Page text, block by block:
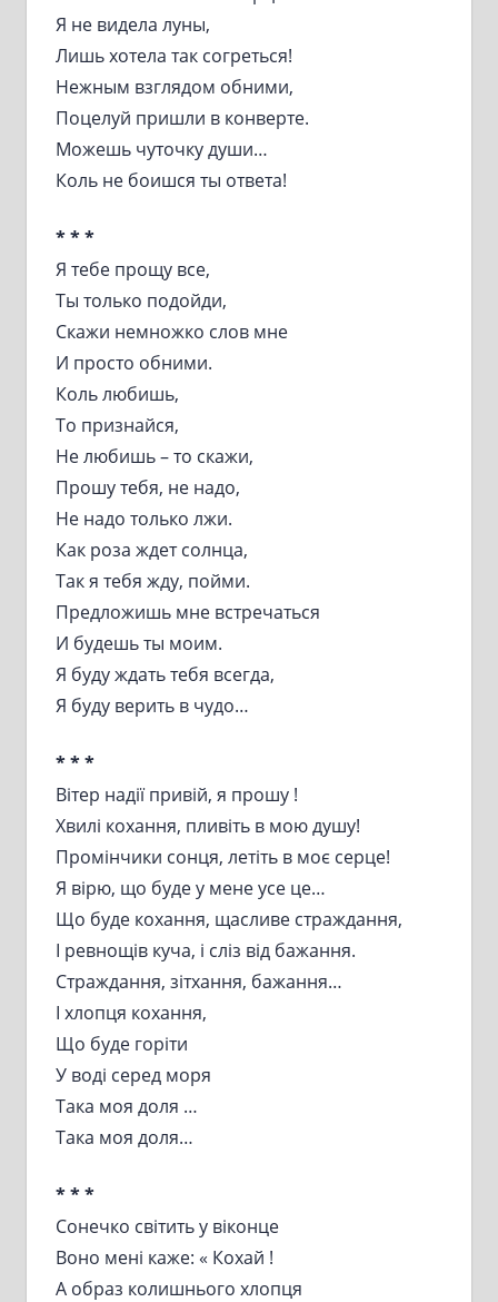
Я не видела луны,
Лишь хотела так согреться!
Нежным взглядом обними,
Поцелуй пришли в конверте.
Можешь чуточку души…
Коль не боишся ты ответа!
* * *
Я тебе прощу все,
Ты только подойди,
Скажи немножко слов мне
И просто обними.
Коль любишь,
То признайся,
Не любишь – то скажи,
Прошу тебя, не надо,
Не надо только лжи.
Как роза ждет солнца,
Так я тебя жду, пойми.
Предложишь мне встречаться
И будешь ты моим.
Я буду ждать тебя всегда,
Я буду верить в чудо…
* * *
Вітер надії привій, я прошу !
Хвилі кохання, пливіть в мою душу!
Промінчики сонця, летіть в моє серце!
Я вірю, що буде у мене усе це…
Що буде кохання, щасливе страждання,
І ревнощів куча, і сліз від бажання.
Страждання, зітхання, бажання…
І хлопця кохання,
Що буде горіти
У воді серед моря
Така моя доля …
Така моя доля…
* * *
Сонечко світить у віконце
Воно мені каже: « Кохай !
А образ колишнього хлопця